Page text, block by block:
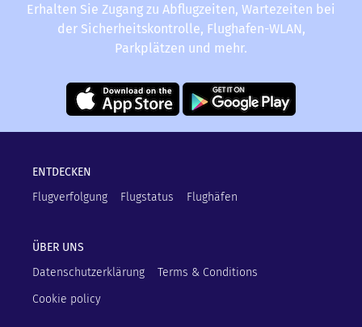
Erhalten Sie Zugang zu Abflugzeiten, Wartezeiten bei
der Sicherheitskontrolle, Flughafen-WLAN,
Parkplätzen und mehr.
ENTDECKEN
Flugverfolgung
Flugstatus Flughäfen
ÜBER UNS
Datenschutzerklärung
Terms & Conditions
Cookie policy